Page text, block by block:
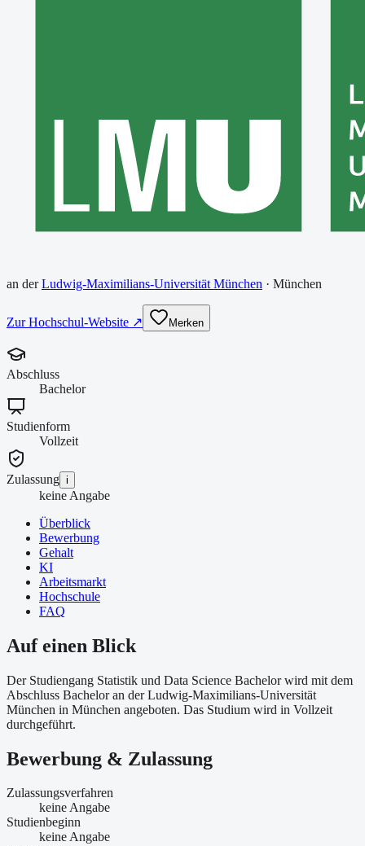
an derLudwig-Maximilians-Universität München · München
Zur Hochschul-Website ↗ Merken
Abschluss
Bachelor
Studienform
Vollzeit
Zulassung i
keine Angabe
Überblick
Bewerbung
Gehalt
KI
Arbeitsmarkt
Hochschule
FAQ
Auf einen Blick
Der Studiengang Statistik und Data Science Bachelor wird mit dem
Abschluss Bachelor an der Ludwig-Maximilians-Universität
München in München angeboten. Das Studium wird in Vollzeit
durchgeführt.
Bewerbung & Zulassung
Zulassungsverfahren
keine Angabe
Studienbeginn
keine Angabe